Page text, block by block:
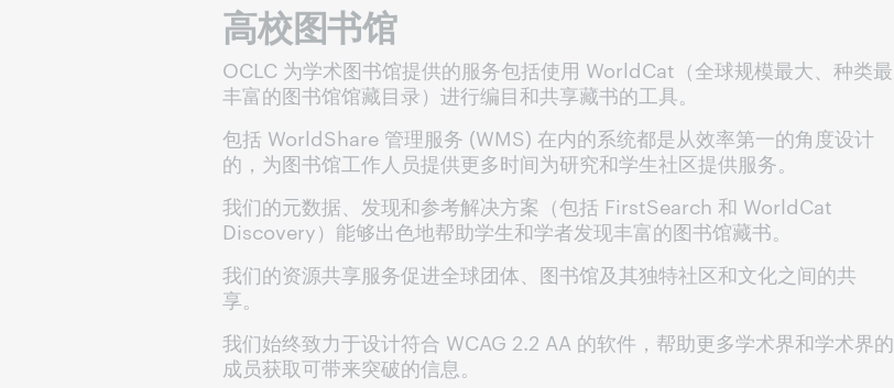
高校图书馆
OCLC 为学术图书馆提供的服务包括使用 WorldCat（全球规模最大、种类最
丰富的图书馆馆藏目录）进行编目和共享藏书的工具。
包括 WorldShare 管理服务 (WMS) 在内的系统都是从效率第一的角度设计
的，为图书馆工作人员提供更多时间为研究和学生社区提供服务。
我们的元数据、发现和参考解决方案（包括 FirstSearch 和 WorldCat
Discovery）能够出色地帮助学生和学者发现丰富的图书馆藏书。
我们的资源共享服务促进全球团体、图书馆及其独特社区和文化之间的共
享。
我们始终致力于设计符合 WCAG 2.2 AA 的软件，帮助更多学术界和学术界的
成员获取可带来突破的信息。